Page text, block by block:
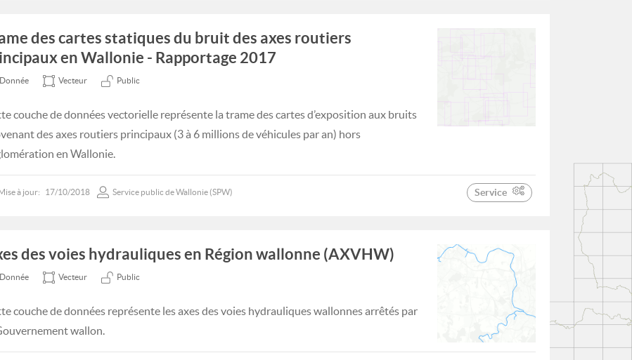
des cartes statiques du bruit des axes routiers
en Wallonie - Rapportage 2017
Donnée Vecteur Public
couche de données vectorielle représente la trame des cartes d’exposition aux bruits
des axes routiers principaux (3 à 6 millions de véhicules par an) hors
en Wallonie.
à jour: 17/10/2018 Service public de Wallonie (SPW) Service
des voies hydrauliques en Région wallonne (AXVHW)
Donnée Vecteur Public
couche de données représente les axes des voies hydrauliques wallonnes arrêtés par
wallon.